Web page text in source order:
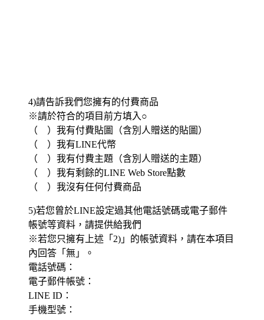
4)請告訴我們您擁有的付費商品
※請於符合的項目前方填入○
（ ）我有付費貼圖（含別人贈送的貼圖）
（ ）我有LINE代幣
（ ）我有付費主題（含別人贈送的主題）
（ ）我有剩餘的LINE Web Store點數
（ ）我沒有任何付費商品
5)若您曾於LINE設定過其他電話號碼或電子郵件
帳號等資料，請提供給我們
※若您只擁有上述「2)」的帳號資料，請在本項目
內回答「無」。
電話號碼：
電子郵件帳號：
LINE ID：
手機型號：